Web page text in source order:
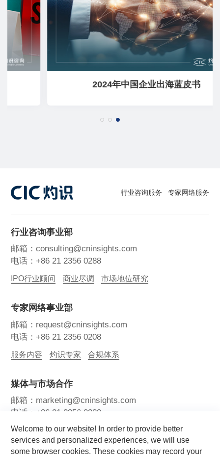
2024年中国企业出海蓝皮书
Welcome to our website! In order to provide better
services and personalized experiences, we will use
some browser cookies. These cookies may record your
行业咨询服务 专家网络服务
行业咨询事业部
邮箱：consulting@cninsights.com
电话：+86 21 2356 0288
IPO行业顾问 商业尽调 市场地位研究
专家网络事业部
邮箱：request@cninsights.com
电话：+86 21 2356 0208
服务内容 灼识专家 合规体系
媒体与市场合作
邮箱：marketing@cninsights.com
电话：+86 21 2356 0288
灼耀峰会 报告洞察 新闻中心